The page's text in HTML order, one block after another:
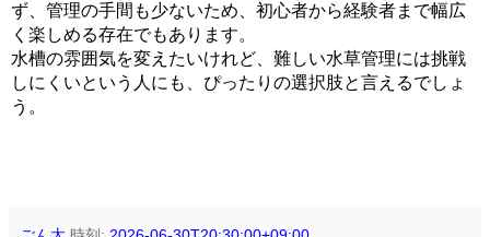
ず、管理の手間も少ないため、初心者から経験者まで幅広
く楽しめる存在でもあります。
水槽の雰囲気を変えたいけれど、難しい水草管理には挑戦
しにくいという人にも、ぴったりの選択肢と言えるでしょ
う。